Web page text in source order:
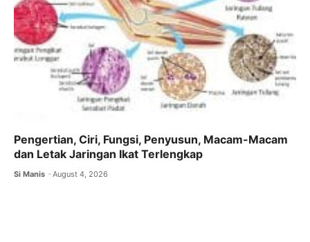
Pengertian, Ciri, Fungsi, Penyusun, Macam-Macam
dan Letak Jaringan Ikat Terlengkap
Si Manis August 4, 2026